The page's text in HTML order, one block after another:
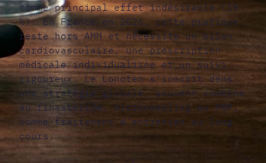
comme principal effet indésirable (15
%). En France en 2026, cette pratique
reste hors AMM et nécessite un bilan
cardiovasculaire, une prescription
médicale individualisée et un suivi
rigoureux. Le Lonoten s'inscrit dans
une stratégie globale, souvent combiné
au finastéride, microneedling ou PRP,
comme traitement d'entretien au long
cours.